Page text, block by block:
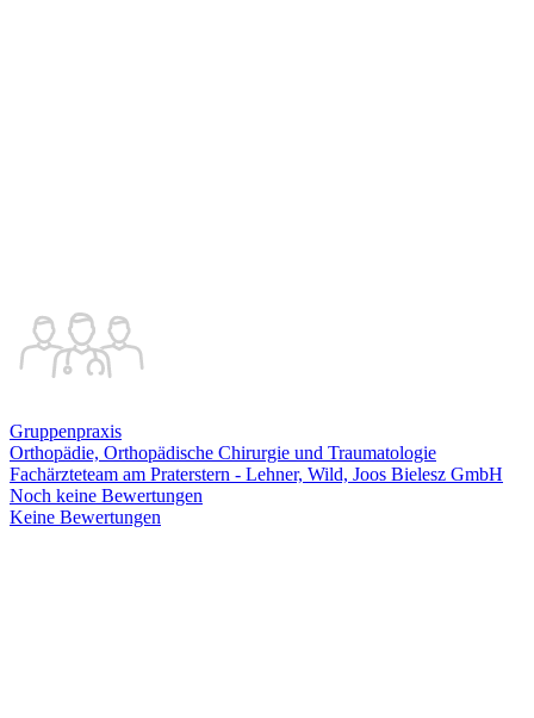
Gruppenpraxis
Orthopädie, Orthopädische Chirurgie und Traumatologie
Fachärzteteam am Praterstern - Lehner, Wild, Joos Bielesz GmbH
Noch keine Bewertungen
Keine Bewertungen